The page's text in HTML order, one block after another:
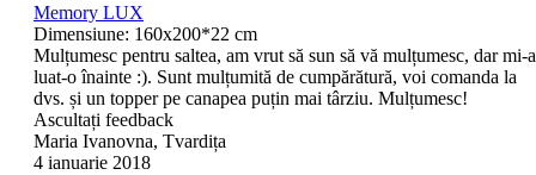
Memory LUX
Dimensiune: 160x200*22 cm
Mulțumesc pentru saltea, am vrut să sun să vă mulțumesc, dar mi-
luat-o înainte :). Sunt mulțumită de cumpărătură, voi comanda la
dvs. și un topper pe canapea puțin mai târziu. Mulțumesc!
Ascultați feedback
Maria Ivanovna, Tvardița
4 ianuarie 2018